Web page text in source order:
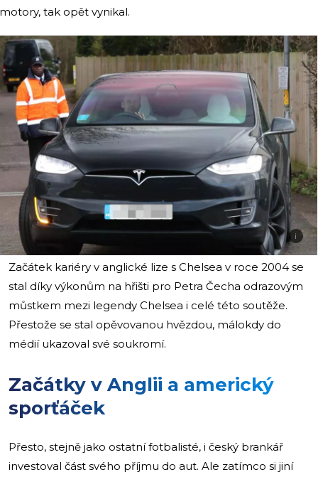
i
tak opět vynikal.
Začátek kariéry v anglické lize s Chelsea v roce 2004 se
stal díky výkonům na hřišti pro Petra Čecha odrazovým
můstkem mezi legendy Chelsea i celé této soutěže.
Přestože se stal opěvovanou hvězdou, málokdy do
médií ukazoval své soukromí.
Začátky v Anglii a americký
sporťáček
Přesto, stejně jako ostatní fotbalisté, i český brankář
investoval část svého příjmu do aut. Ale zatímco si jiní